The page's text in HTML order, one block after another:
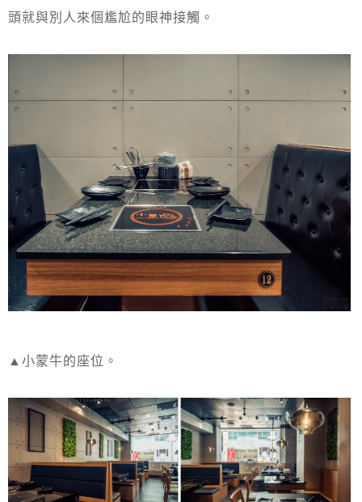
頭就與別人來個尷尬的眼神接觸。
▲小蒙牛的座位。